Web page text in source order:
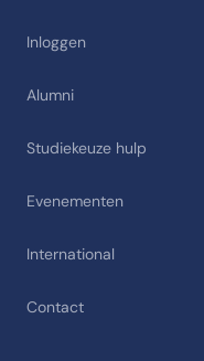
Inloggen
Alumni
Studiekeuze hulp
Evenementen
International
Contact